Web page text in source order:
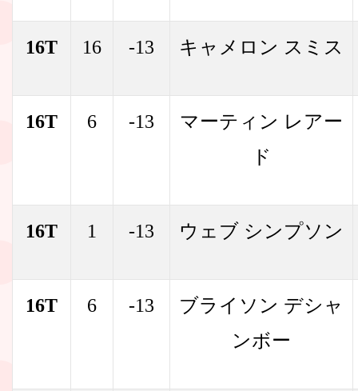
16T 16 -13 キャメロン スミス
16T 6 -13
マーティン レアー
ド
16T 1 -13 ウェブ シンプソン
16T 6 -13
ブライソン デシャ
ンボー